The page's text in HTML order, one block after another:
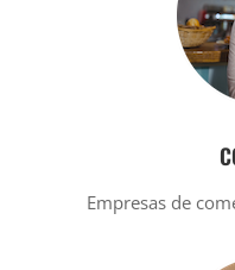
Empresas de